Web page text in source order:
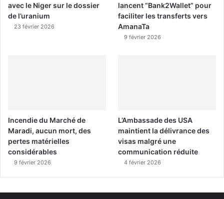
avec le Niger sur le dossier
de l’uranium
23 février 2026
lancent “Bank2Wallet” pour
faciliter les transferts vers
AmanaTa
9 février 2026
Incendie du Marché de
Maradi, aucun mort, des
pertes matérielles
considérables
9 février 2026
L’Ambassade des USA
maintient la délivrance des
visas malgré une
communication réduite
4 février 2026